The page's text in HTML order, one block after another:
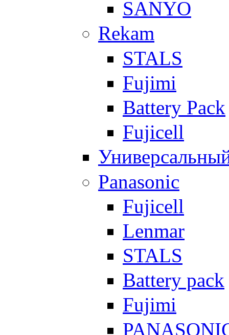
SANYO
Rekam
STALS
Fujimi
Battery Pack
Fujicell
Panasonic
Fujicell
Lenmar
STALS
Battery pack
Fujimi